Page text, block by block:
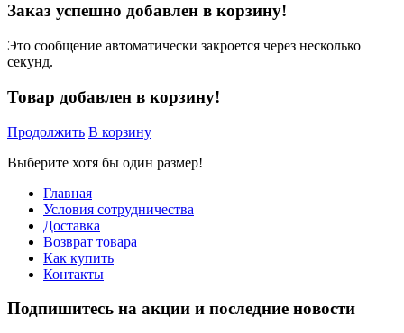
Заказ успешно добавлен в корзину!
Это сообщение автоматически закроется через несколько
секунд.
Товар добавлен в корзину!
Продолжить В корзину
Выберите хотя бы один размер!
Главная
Условия сотрудничества
Доставка
Возврат товара
Как купить
Контакты
Подпишитесь на акции и последние новости